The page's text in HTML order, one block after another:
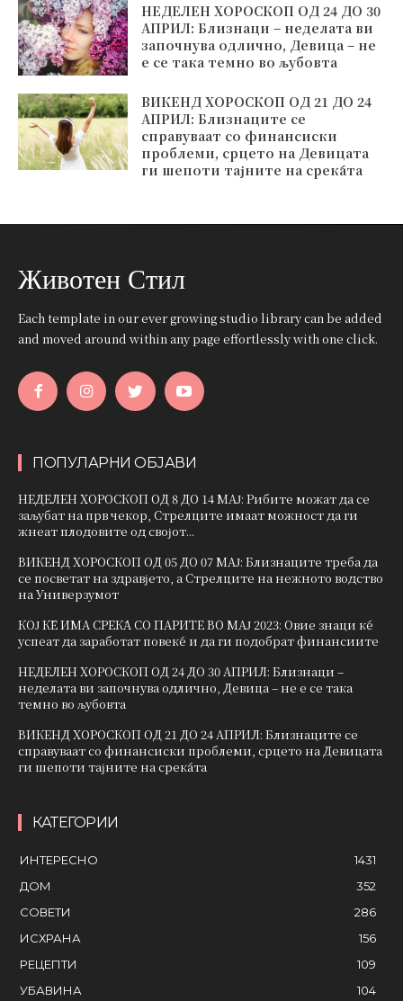
НЕДЕЛЕН ХОРОСКОП ОД 24 ДО 30
АПРИЛ: Близнаци – неделата ви
започнува одлично, Девица – не
е се така темно во љубовта
ВИКЕНД ХОРОСКОП ОД 21 ДО 24
АПРИЛ: Близнаците се
справуваат со финансиски
проблеми, срцето на Девицата
ги шепоти тајните на среќата
Животен Стил
Each template in our ever growing studio library can be added
and moved around within any page effortlessly with one click.
ПОПУЛАРНИ ОБЈАВИ
НЕДЕЛЕН ХОРОСКОП ОД 8 ДО 14 МАЈ: Рибите можат да се
заљубат на прв чекор, Стрелците имаат можност да ги
жнеат плодовите од својот...
ВИКЕНД ХОРОСКОП ОД 05 ДО 07 МАЈ: Близнаците треба да
се посветат на здравјето, а Стрелците на нежното водство
на Универзумот
КОЈ ЌЕ ИМА СРЕЌА СО ПАРИТЕ ВО МАЈ 2023: Овие знаци ќе
успеат да заработат повеќе и да ги подобрат финансиите
НЕДЕЛЕН ХОРОСКОП ОД 24 ДО 30 АПРИЛ: Близнаци –
неделата ви започнува одлично, Девица – не е се така
темно во љубовта
ВИКЕНД ХОРОСКОП ОД 21 ДО 24 АПРИЛ: Близнаците се
справуваат со финансиски проблеми, срцето на Девицата
ги шепоти тајните на среќата
КАТЕГОРИИ
ИНТЕРЕСНО
1431
ДОМ
352
СОВЕТИ
286
ИСХРАНА
156
РЕЦЕПТИ
109
УБАВИНА
104